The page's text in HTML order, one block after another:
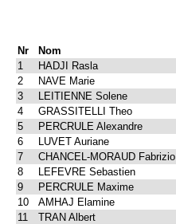
Nr Nom
1
HADJI Rasla
2
NAVE Marie
3
LEITIENNE Solene
4
GRASSITELLI Theo
5
PERCRULE Alexandre
6
LUVET Auriane
7
CHANCEL-MORAUD Fabrizio
8
LEFEVRE Sebastien
9
PERCRULE Maxime
10
AMHAJ Elamine
11
TRAN Albert